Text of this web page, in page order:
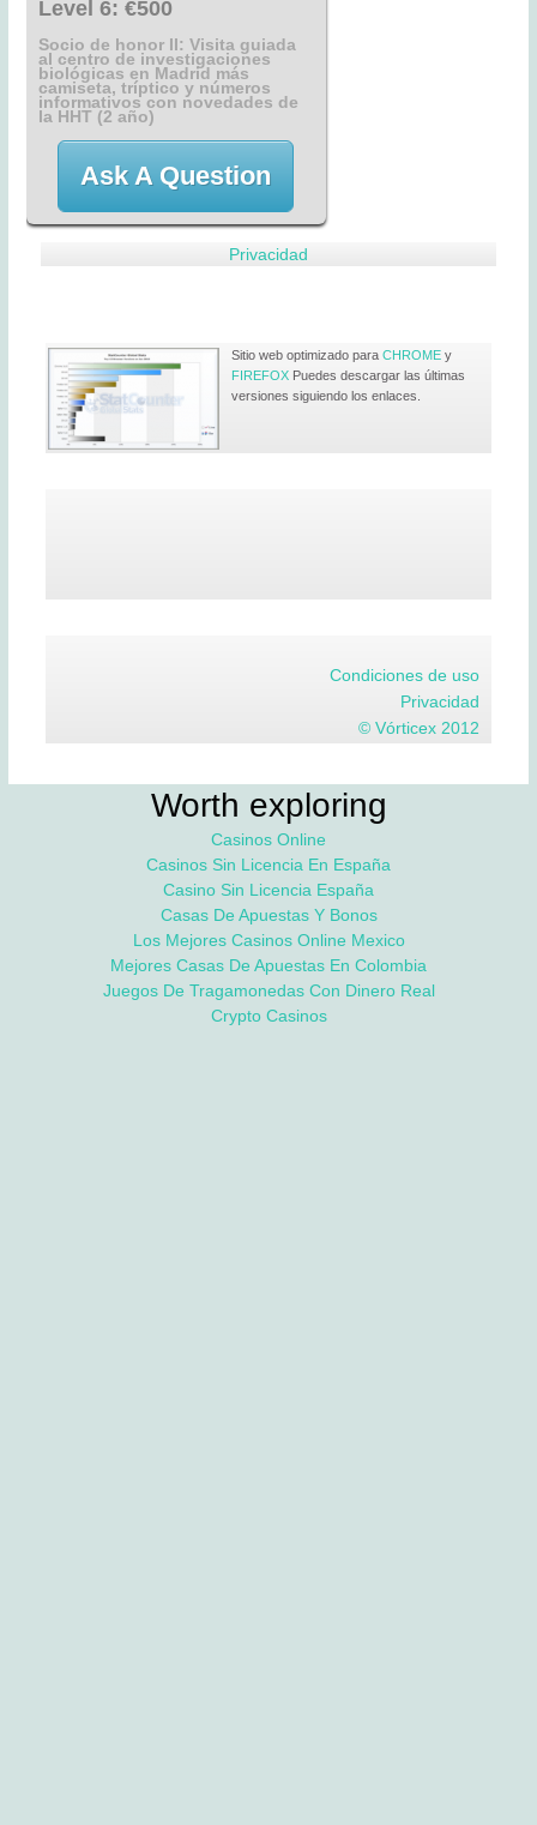
Level 6: €500
Socio de honor II: Visita guiada
al centro de investigaciones
biológicas en Madrid más
camiseta, tríptico y números
informativos con novedades de
la HHT (2 año)
Ask A Question
Privacidad
Sitio web optimizado para CHROMEy
FIREFOX Puedes descargar las últimas
versiones siguiendo los enlaces.
Condiciones de uso
Privacidad
© Vórticex 2012
Worth exploring
Casinos Online
Casinos Sin Licencia En España
Casino Sin Licencia España
Casas De Apuestas Y Bonos
Los Mejores Casinos Online Mexico
Mejores Casas De Apuestas En Colombia
Juegos De Tragamonedas Con Dinero Real
Crypto Casinos